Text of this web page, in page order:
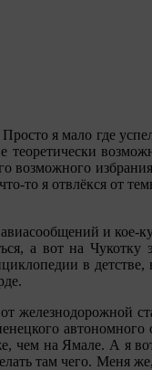
я мало где
возможного
то я отвлёкся от
и кое-
а вот на Чукотку
в
железнодорожной
чем на Ямале. А я
там чего.